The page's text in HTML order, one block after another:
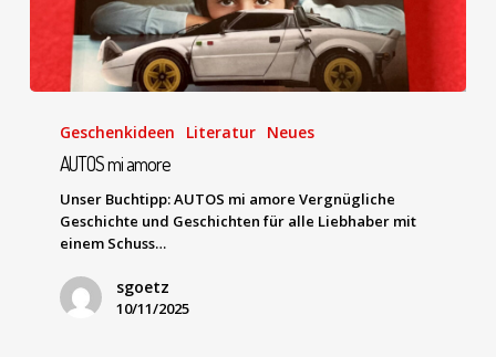
Geschenkideen Literatur Neues
AUTOS mi amore
Unser Buchtipp: AUTOS mi amore Vergnügliche
Geschichte und Geschichten für alle Liebhaber mit
einem Schuss…
sgoetz
10/11/2025